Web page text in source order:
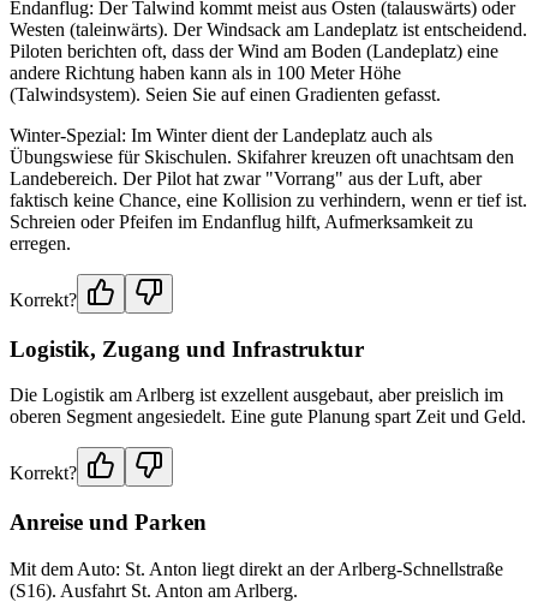
Endanflug: Der Talwind kommt meist aus Osten (talauswärts) oder
Westen (taleinwärts). Der Windsack am Landeplatz ist entscheidend.
Piloten berichten oft, dass der Wind am Boden (Landeplatz) eine
andere Richtung haben kann als in 100 Meter Höhe
(Talwindsystem). Seien Sie auf einen Gradienten gefasst.
Winter-Spezial: Im Winter dient der Landeplatz auch als
Übungswiese für Skischulen. Skifahrer kreuzen oft unachtsam den
Landebereich. Der Pilot hat zwar "Vorrang" aus der Luft, aber
faktisch keine Chance, eine Kollision zu verhindern, wenn er tief ist.
Schreien oder Pfeifen im Endanflug hilft, Aufmerksamkeit zu
erregen.
Korrekt?
Logistik, Zugang und Infrastruktur
Die Logistik am Arlberg ist exzellent ausgebaut, aber preislich im
oberen Segment angesiedelt. Eine gute Planung spart Zeit und Geld.
Korrekt?
Anreise und Parken
Mit dem Auto: St. Anton liegt direkt an der Arlberg-Schnellstraße
(S16). Ausfahrt St. Anton am Arlberg.